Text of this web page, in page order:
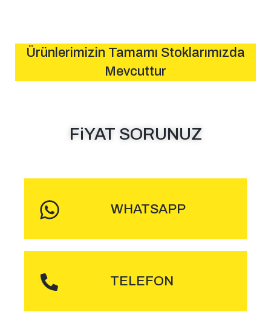
Ürünlerimizin Tamamı Stoklarımızda
Mevcuttur
FiYAT SORUNUZ
WHATSAPP
TELEFON